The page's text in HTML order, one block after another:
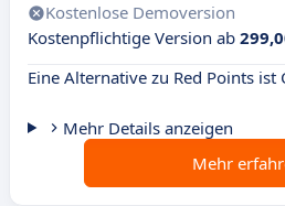
Kostenlose Demoversion
Kostenpflichtige Version ab
Eine Alternative zu Red Points ist
Mehr Details anzeigen
Mehr